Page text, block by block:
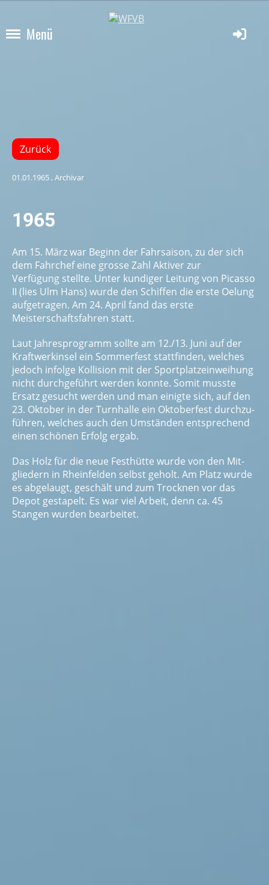
Menü
Zurück
01.01.1965 , Archivar
1965
Am 15. März war Beginn der Fahrsaison, zu der sich
dem Fahrchef eine grosse Zahl Aktiver zur
Verfügung stellte. Unter kundiger Leitung von Picasso
II (lies Ulm Hans) wurde den Schiffen die erste Oelung
aufge­tragen. Am 24. April fand das erste
Meisterschaftsfahren statt.
Laut Jahresprogramm sollte am 12./13. Juni auf der
Kraftwerkinsel ein Sommerfest stattfinden, welches
jedoch infolge Kollision mit der Sportplatzeinweihung
nicht durchgeführt werden konnte. Somit musste
Ersatz gesucht werden und man einigte sich, auf den
23. Oktober in der Turnhalle ein Oktoberfest durchzu­
führen, welches auch den Umständen entsprechend
einen schönen Erfolg ergab.
Das Holz für die neue Festhütte wurde von den Mit­
gliedern in Rheinfelden selbst geholt. Am Platz wurde
es abgelaugt, geschält und zum Trocknen vor das
Depot gestapelt. Es war viel Arbeit, denn ca. 45
Stangen wurden bearbeitet.